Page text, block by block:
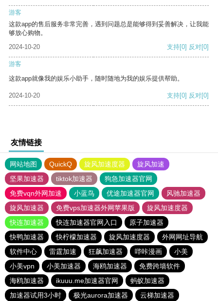
游客
这款app的售后服务非常完善，遇到问题总是能够得到妥善解决，让我能
够放心购物。
2024-10-20
支持[0] 反对[0]
游客
这款app就像我的娱乐小助手，随时随地为我的娱乐提供帮助。
2024-10-20 支持[0] 反对[0]
友情链接
网站地图 QuickQ 旋风加速度器
旋风加速
坚果加速器
tiktok加速器
狗急加速器官网
免费vqn外网加速
小蓝鸟 优途加速器官网
风驰加速器
旋风加速器
免费vps加速器外网苹果版
旋风加速度器
快连加速器
快连加速器官网入口
原子加速器
快鸭加速器
快柠檬加速器 旋风加速度器
外网网址导航
软件中心
雷霆加速 狂飙加速器 哔咔漫画
小美
小美vpn
小美加速器 海鸥加速器
免费跨墙软件
海鸥加速器
ikuuu.me加速器官网
蚂蚁加速器
加速器试用3小时
极光aurora加速器 云梯加速器